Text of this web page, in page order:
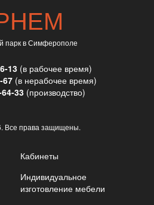
парк в Симферополе
13(в рабочее время)
67(в нерабочее время)
33(производство)
Все права защищены.
Кабинеты
Индивидуальное
изготовление мебели